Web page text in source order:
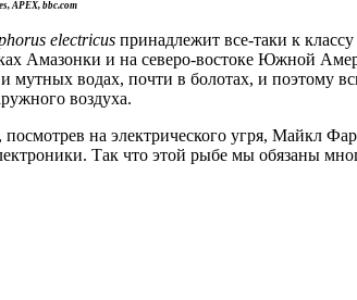
APEX, bbc.com
electricus принадлежит все-таки к
Амазонки и на северо-востоке Южной
водах, почти в болотах, и поэтому
воздуха.
на электрического угря, Майкл
Так что этой рыбе мы обязаны